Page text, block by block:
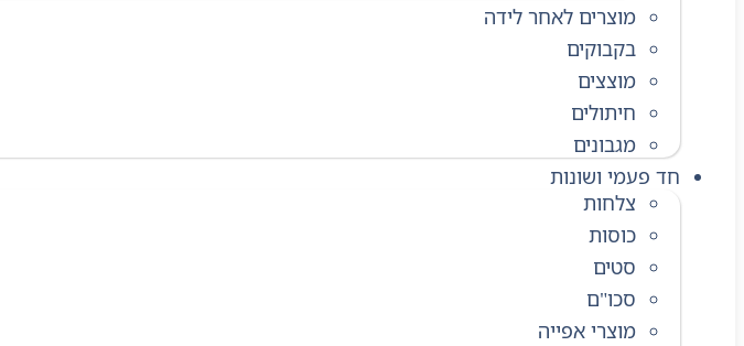
מוצרים לאחר לידה
בקבוקים
מוצצים
חיתולים
מגבונים
חד פעמי ושונות
צלחות
כוסות
סטים
סכו"ם
מוצרי אפייה